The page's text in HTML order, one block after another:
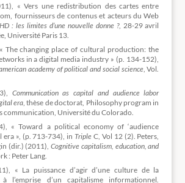
« Vers une redistribution des cartes entre
fournisseurs de contenus et acteurs du Web
: les limites d’une nouvelle donne ?, 28-29 avril
Université Paris 13.
The changing place of cultural production: the
in a digital media industry » (p. 134-152),
academy of political and social science, Vol.
Communication as capital and audience labor
era , thèse de doctorat, Philosophy program in
communication, Université du Colorado.
« Toward a political economy of ‘audience
era », (p. 713-734), inTripleC, Vol 12 (2). Peters,
(dir.) (2011),Cognitive capitalism, education, and
: Peter Lang.
« La puissance d’agir d’une culture de la
l’emprise d’un capitalisme informationnel.